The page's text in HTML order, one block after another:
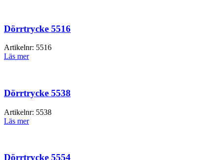
Dörrtrycke 5516
Artikelnr: 5516
Läs mer
Dörrtrycke 5538
Artikelnr: 5538
Läs mer
Dörrtrycke 5554